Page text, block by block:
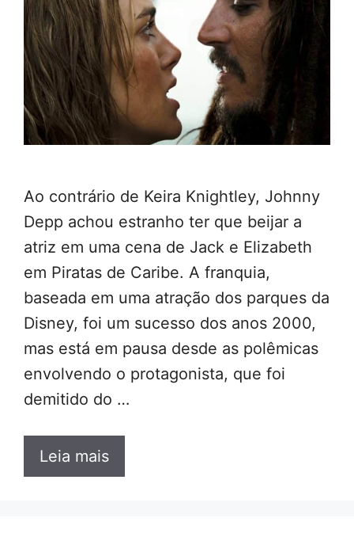
Ao contrário de Keira Knightley, Johnny
Depp achou estranho ter que beijar a
atriz em uma cena de Jack e Elizabeth
em Piratas de Caribe. A franquia,
baseada em uma atração dos parques da
Disney, foi um sucesso dos anos 2000,
mas está em pausa desde as polêmicas
envolvendo o protagonista, que foi
demitido do …
Leia mais